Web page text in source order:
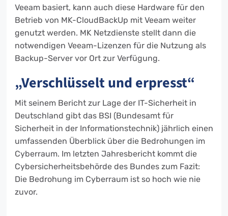
Veeam basiert, kann auch diese Hardware für den
Betrieb von MK-CloudBackUp mit Veeam weiter
genutzt werden. MK Netzdienste stellt dann die
notwendigen Veeam-Lizenzen für die Nutzung als
Backup-Server vor Ort zur Verfügung.
„Verschlüsselt und erpresst“
Mit seinem Bericht zur Lage der IT-Sicherheit in
Deutschland gibt das BSI (Bundesamt für
Sicherheit in der Informationstechnik) jährlich einen
umfassenden Überblick über die Bedrohungen im
Cyberraum. Im letzten Jahresbericht kommt die
Cybersicherheitsbehörde des Bundes zum Fazit:
Die Bedrohung im Cyberraum ist so hoch wie nie
zuvor.